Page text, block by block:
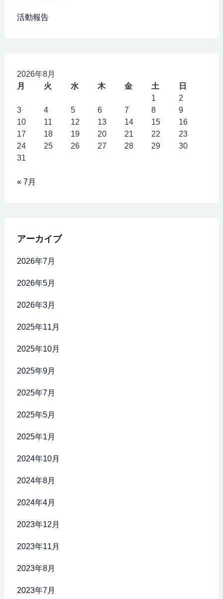
活動報告
2026年8月
月
火 水 木 金 土
日
1
2
3
4 5 6 7 8
9
10
11 12 13 14 15
16
17
18 19 20 21 22
23
24
25 26 27 28 29
30
31
« 7月
アーカイブ
2026年7月
2026年5月
2026年3月
2025年11月
2025年10月
2025年9月
2025年7月
2025年5月
2025年1月
2024年10月
2024年8月
2024年4月
2023年12月
2023年11月
2023年8月
2023年7月